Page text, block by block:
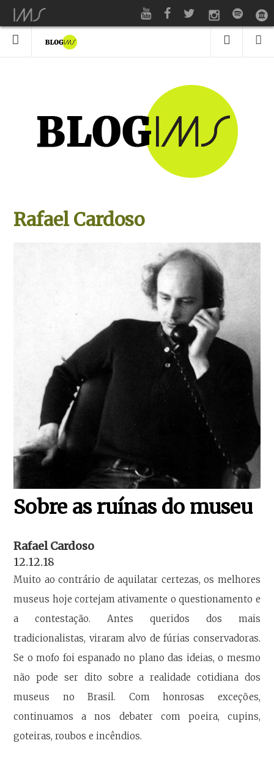
Rafael Cardoso
Sobre as ruínas do museu
Rafael Cardoso
12.12.18
Muito ao contrário de aquilatar certezas, os melhores
museus hoje cortejam ativamente o questionamento e
a contestação. Antes queridos dos mais
tradicionalistas, viraram alvo de fúrias conservadoras.
Se o mofo foi espanado no plano das ideias, o mesmo
não pode ser dito sobre a realidade cotidiana dos
museus no Brasil. Com honrosas exceções,
continuamos a nos debater com poeira, cupins,
goteiras, roubos e incêndios.